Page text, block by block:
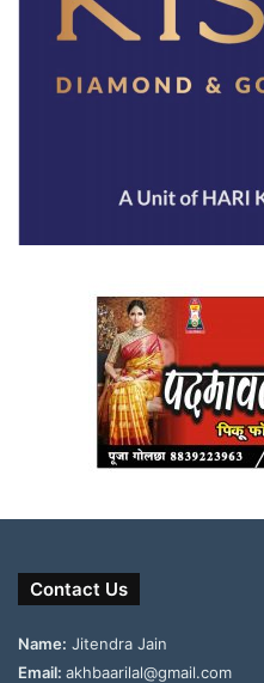
Contact Us
Name: Jitendra Jain
Email: akhbaarilal@gmail.com